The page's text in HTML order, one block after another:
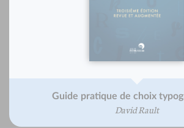
Guide pratique de choix
David Rault